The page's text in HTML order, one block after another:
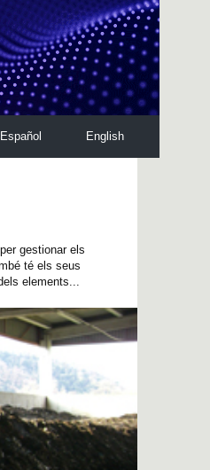
English
Español
gestionar els
té els seus
elements...